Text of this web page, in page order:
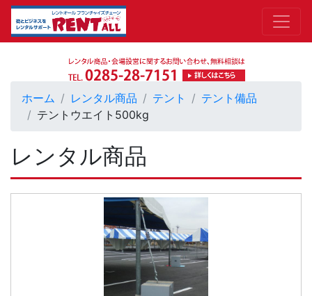
ホーム レンタル商品 テント
テント備品
テントウエイト500kg
レンタル商品